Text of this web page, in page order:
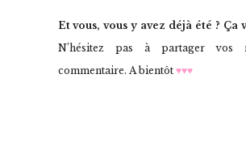
Et vous, vous y avez déjà été ? Ça
N’hésitez pas à partager vos
commentaire. A bientôt ♥♥♥